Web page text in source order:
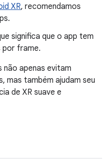
XR, recomendamos
significa que o app tem
por frame.
apenas evitam
mas também ajudam seu
de XR suave e